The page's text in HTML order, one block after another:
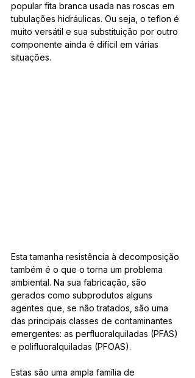
popular fita branca usada nas roscas em
tubulações hidráulicas. Ou seja, o teflon é
muito versátil e sua substituição por outro
componente ainda é difícil em várias
situações.
Esta tamanha resistência à decomposição
também é o que o torna um problema
ambiental. Na sua fabricação, são
gerados como subprodutos alguns
agentes que, se não tratados, são uma
das principais classes de contaminantes
emergentes: as perfluoralquiladas (PFAS)
e polifluoralquiladas (PFOAS).
Estas são uma ampla família de